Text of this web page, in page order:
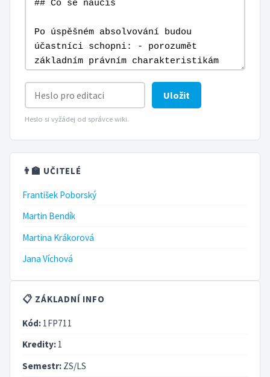
Uložit
Heslo si vyžádej od správce wiki.
👨‍🏫 UČITELÉ
František Poborský
Martin Bendík
Martina Krákorová
Jana Víchová
📋 ZÁKLADNÍ INFO
Kód: 1FP711
Kredity: 1
Semestr: ZS/LS